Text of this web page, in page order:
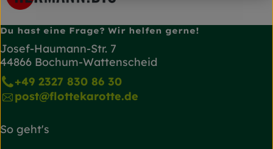
Du hast eine Frage? Wir helfen gerne!
Josef-Haumann-Str. 7
44866 Bochum-Wattenscheid
+49 2327 830 86 30
post@flottekarotte.de
So geht's